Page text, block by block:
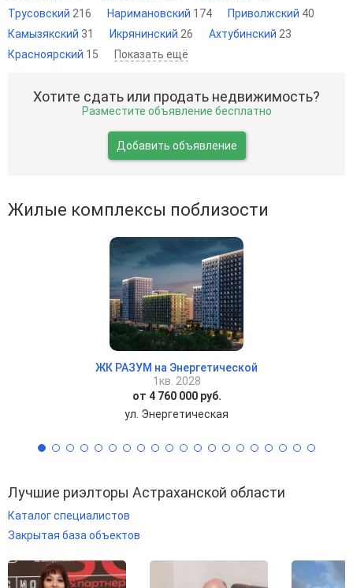
Трусовский 216 Наримановский 174 Приволжский 40
Камызякский 31 Икрянинский 26 Ахтубинский 23
Красноярский 15 Показать ещё
Хотите сдать или продать недвижимость?
Разместите объявление бесплатно
Добавить объявление
Жилые комплексы поблизости
ЖК РАЗУМ на Энергетической
1кв. 2028
от 4 760 000 руб.
ул. Энергетическая
Лучшие риэлторы Астраханской области
Каталог специалистов
Закрытая база объектов